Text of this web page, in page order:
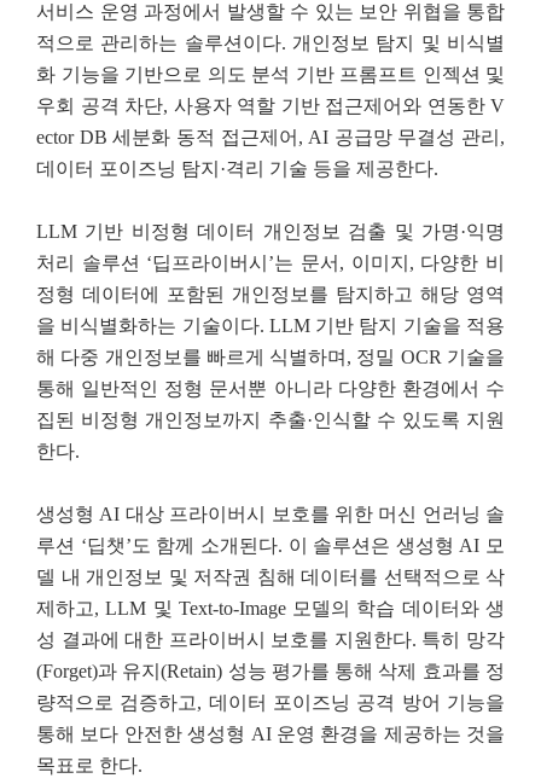
서비스 운영 과정에서 발생할 수 있는 보안 위협을 통합
적으로 관리하는 솔루션이다. 개인정보 탐지 및 비식별
화 기능을 기반으로 의도 분석 기반 프롬프트 인젝션 및
우회 공격 차단, 사용자 역할 기반 접근제어와 연동한 V
ector DB 세분화 동적 접근제어, AI 공급망 무결성 관리,
데이터 포이즈닝 탐지·격리 기술 등을 제공한다.
LLM 기반 비정형 데이터 개인정보 검출 및 가명·익명
처리 솔루션 ‘딥프라이버시’는 문서, 이미지, 다양한 비
정형 데이터에 포함된 개인정보를 탐지하고 해당 영역
을 비식별화하는 기술이다. LLM 기반 탐지 기술을 적용
해 다중 개인정보를 빠르게 식별하며, 정밀 OCR 기술을
통해 일반적인 정형 문서뿐 아니라 다양한 환경에서 수
집된 비정형 개인정보까지 추출·인식할 수 있도록 지원
한다.
생성형 AI 대상 프라이버시 보호를 위한 머신 언러닝 솔
루션 ‘딥챗’도 함께 소개된다. 이 솔루션은 생성형 AI 모
델 내 개인정보 및 저작권 침해 데이터를 선택적으로 삭
제하고, LLM 및 Text-to-Image 모델의 학습 데이터와 생
성 결과에 대한 프라이버시 보호를 지원한다. 특히 망각
(Forget)과 유지(Retain) 성능 평가를 통해 삭제 효과를 정
량적으로 검증하고, 데이터 포이즈닝 공격 방어 기능을
통해 보다 안전한 생성형 AI 운영 환경을 제공하는 것을
목표로 한다.